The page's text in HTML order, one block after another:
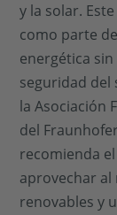
y la solar.
como parte
energética
seguridad
la Asociación
del
recomienda el
aprovechar al
renovables y